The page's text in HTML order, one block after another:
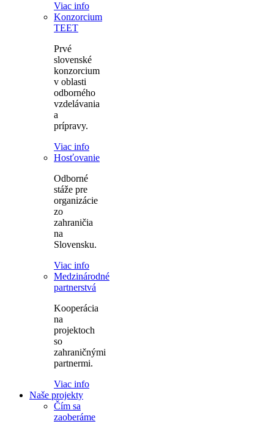
Viac info
Konzorcium
TEET
Prvé
slovenské
konzorcium
v oblasti
odborného
vzdelávania
a
prípravy.
Viac info
Hosťovanie
Odborné
stáže pre
organizácie
zo
zahraničia
na
Slovensku.
Viac info
Medzinárodné
partnerstvá
Kooperácia
na
projektoch
so
zahraničnými
partnermi.
Viac info
Naše projekty
Čím sa
zaoberáme